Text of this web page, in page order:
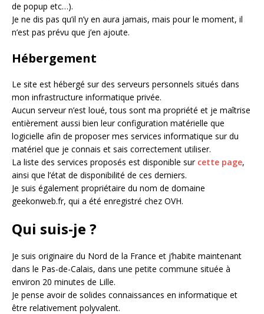
de popup etc…).
Je ne dis pas qu’il n’y en aura jamais, mais pour le moment, il
n’est pas prévu que j’en ajoute.
Hébergement
Le site est hébergé sur des serveurs personnels situés dans
mon infrastructure informatique privée.
Aucun serveur n’est loué, tous sont ma propriété et je maîtrise
entièrement aussi bien leur configuration matérielle que
logicielle afin de proposer mes services informatique sur du
matériel que je connais et sais correctement utiliser.
La liste des services proposés est disponible sur cette page,
ainsi que l’état de disponibilité de ces derniers.
Je suis également propriétaire du nom de domaine
geekonweb.fr, qui a été enregistré chez OVH.
Qui suis-je ?
Je suis originaire du Nord de la France et j’habite maintenant
dans le Pas-de-Calais, dans une petite commune située à
environ 20 minutes de Lille.
Je pense avoir de solides connaissances en informatique et
être relativement polyvalent.